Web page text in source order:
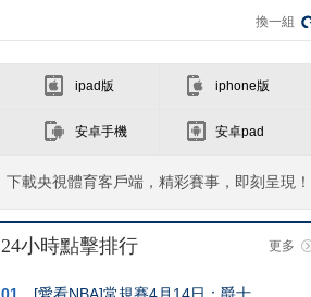
換一組
ipad版 iphone版
安卓手機 安卓pad
下載央視體育客戶端，精彩賽事，即刻呈現！
24小時點擊排行 更多